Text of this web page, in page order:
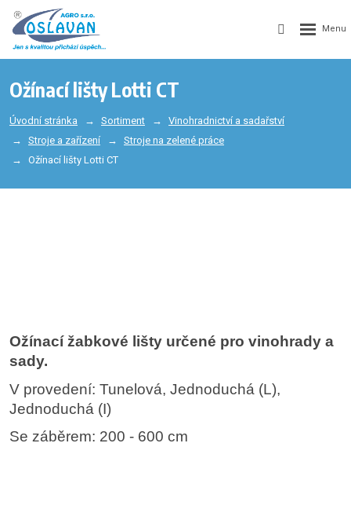
Ožínací lišty Lotti CT
Úvodní stránka Sortiment
Vinohradnictví a sadařství
Stroje a zařízení
Stroje na zelené práce
Ožínací lišty Lotti CT
Ožínací žabkové lišty určené pro vinohrady a
sady.
V provedení: Tunelová, Jednoduchá (L),
Jednoduchá (I)
Se záběrem: 200 - 600 cm